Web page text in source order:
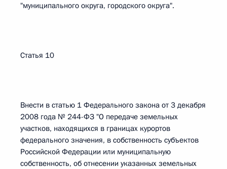
"муниципального округа, городского округа".
Статья 10
Внести в статью 1 Федерального закона от 3 декабря
2008 года № 244-ФЗ "О передаче земельных
участков, находящихся в границах курортов
федерального значения, в собственность субъектов
Российской Федерации или муниципальную
собственность, об отнесении указанных земельных